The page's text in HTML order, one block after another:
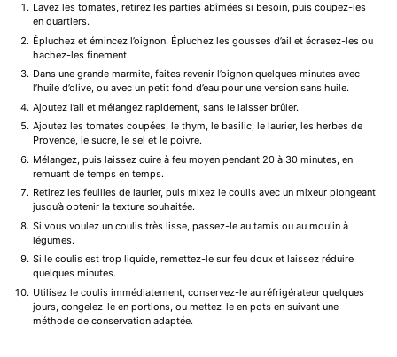
Lavez les tomates, retirez les parties abîmées si besoin, puis coupez-les
en quartiers.
Épluchez et émincez l’oignon. Épluchez les gousses d’ail et écrasez-les ou
hachez-les finement.
Dans une grande marmite, faites revenir l’oignon quelques minutes avec
l’huile d’olive, ou avec un petit fond d’eau pour une version sans huile.
Ajoutez l’ail et mélangez rapidement, sans le laisser brûler.
Ajoutez les tomates coupées, le thym, le basilic, le laurier, les herbes de
Provence, le sucre, le sel et le poivre.
Mélangez, puis laissez cuire à feu moyen pendant 20 à 30 minutes, en
remuant de temps en temps.
Retirez les feuilles de laurier, puis mixez le coulis avec un mixeur plongeant
jusqu’à obtenir la texture souhaitée.
Si vous voulez un coulis très lisse, passez-le au tamis ou au moulin à
légumes.
Si le coulis est trop liquide, remettez-le sur feu doux et laissez réduire
quelques minutes.
Utilisez le coulis immédiatement, conservez-le au réfrigérateur quelques
jours, congelez-le en portions, ou mettez-le en pots en suivant une
méthode de conservation adaptée.